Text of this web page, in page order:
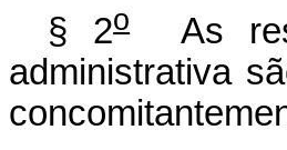
§ 2oAs
administrativa